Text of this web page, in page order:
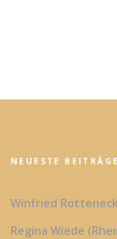
NEUESTE BEITRÄGE
Winfried
Regina Wiede